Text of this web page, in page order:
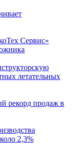
Сервис»
летательных
рекорд продаж в
2,3%